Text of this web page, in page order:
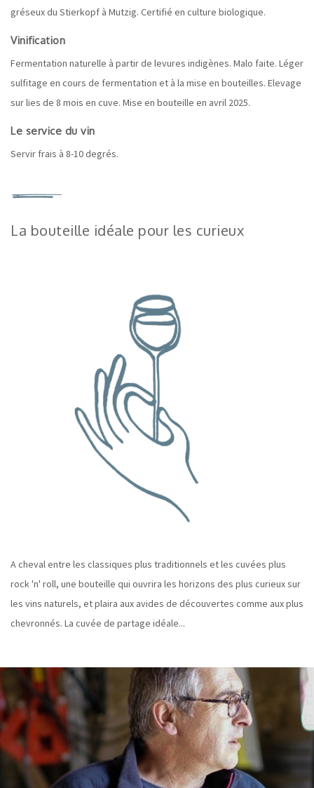
gréseux du Stierkopf à Mutzig. Certifié en culture biologique.
Vinification
Fermentation naturelle à partir de levures indigènes. Malo faite. Léger
sulfitage en cours de fermentation et à la mise en bouteilles. Elevage
sur lies de 8 mois en cuve. Mise en bouteille en avril 2025.
Le service du vin
Servir frais à 8-10 degrés.
La bouteille idéale pour les curieux
A cheval entre les classiques plus traditionnels et les cuvées plus
rock 'n' roll, une bouteille qui ouvrira les horizons des plus curieux sur
les vins naturels, et plaira aux avides de découvertes comme aux plus
chevronnés. La cuvée de partage idéale...